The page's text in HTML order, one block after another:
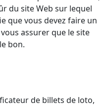
du site Web sur lequel
que vous devez faire un
assurer que le site
bon.
de billets de loto,